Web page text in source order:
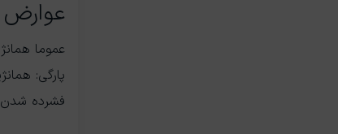
عموما
پارگی:
فشرده شدن